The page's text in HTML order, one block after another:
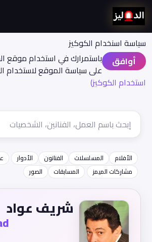
سياسة اسنخدام الكوكيز
أوافق
باستمرارك في استخدام موقع
على سياسة الموقع لاستخدام
استخدام الكوكيز)
الأفلام المسلسلات الفنانون الأدوار
مشاركات الميمز
المسابقات الصور
شريف عواد